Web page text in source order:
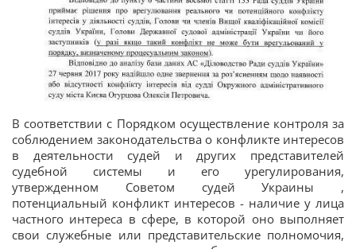
В соответствии с Порядком осуществление контроля за
соблюдением законодательства о конфликте интересов
в деятельности судей и других представителей
судебной системы и его урегулирования,
утвержденном Советом судей Украины ,
потенциальный конфликт интересов - наличие у лица
частного интереса в сфере, в которой оно выполняет
свои служебные или представительские полномочия,